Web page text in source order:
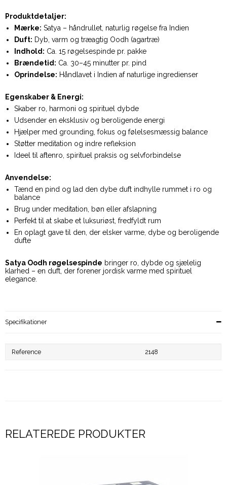
Produktdetaljer:
Mærke: Satya – håndrullet, naturlig røgelse fra Indien
Duft: Dyb, varm og træagtig Oodh (agartræ)
Indhold: Ca. 15 røgelsespinde pr. pakke
Brændetid: Ca. 30–45 minutter pr. pind
Oprindelse: Håndlavet i Indien af naturlige ingredienser
Egenskaber & Energi:
Skaber ro, harmoni og spirituel dybde
Udsender en eksklusiv og beroligende energi
Hjælper med grounding, fokus og følelsesmæssig balance
Støtter meditation og indre refleksion
Ideel til aftenro, spirituel praksis og selvforbindelse
Anvendelse:
Tænd en pind og lad den dybe duft indhylle rummet i ro og
balance
Brug under meditation, bøn eller afslapning
Perfekt til at skabe et luksuriøst, fredfyldt rum
En oplagt gave til den, der elsker varme, dybe og beroligende
dufte
Satya Oodh røgelsespinde bringer ro, dybde og sjælelig
klarhed – en duft, der forener jordisk varme med spirituel
elegance.
Specifikationer
Reference 2148
RELATEREDE PRODUKTER